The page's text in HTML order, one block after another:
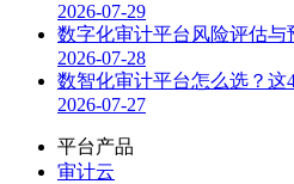
2026-07-29
数字化审计平台风险评估与
2026-07-28
数智化审计平台怎么选？
2026-07-27
平台产品
审计云